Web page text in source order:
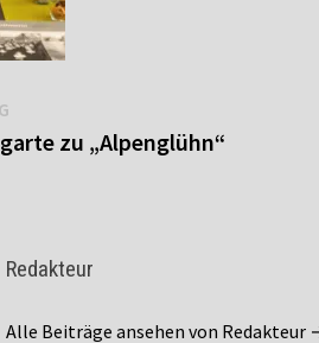
Beitrag:zu „Alpenglühn“
Redakteur
Alle Beiträge ansehen von Redakteur